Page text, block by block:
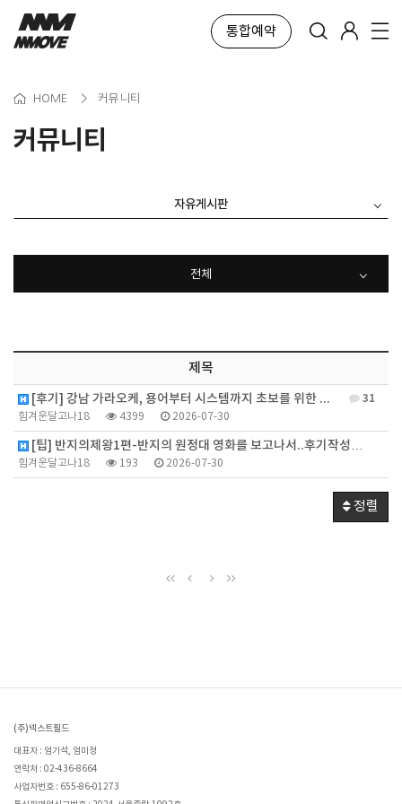
통합예약
HOME > 커뮤니티
커뮤니티
자유게시판
전체
제목
31
[후기] 강남 가라오케, 용어부터 시스템까지 초보를 위한 정리새…
힘겨운달고나18 4399 2026-07-30
[팁] 반지의제왕1편-반지의 원정대 영화를 보고나서..후기작성…
힘겨운달고나18 193 2026-07-30
정렬
(주)넥스트필드
대표자 : 엄기석, 엄미정
연락처 : 02-436-8664
사업자번호 : 655-86-01273